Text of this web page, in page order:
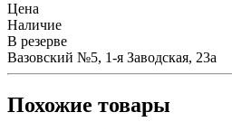
Цена
Наличие
В резерве
Вазовский №5, 1-я Заводская, 23а
Похожие товары